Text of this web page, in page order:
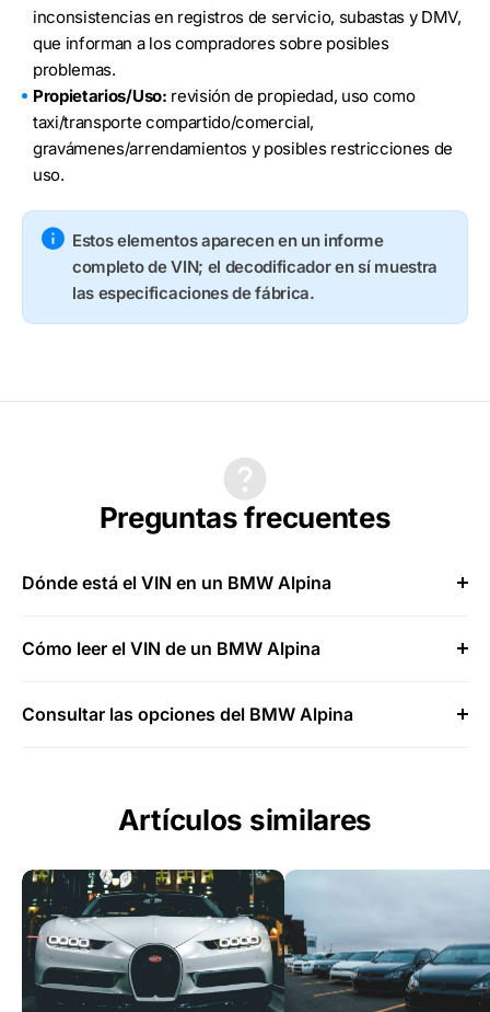
inconsistencias en registros de servicio, subastas y DMV,
que informan a los compradores sobre posibles
problemas.
Propietarios/Uso: revisión de propiedad, uso como
taxi/transporte compartido/comercial,
gravámenes/arrendamientos y posibles restricciones de
uso.
Estos elementos aparecen en un informe
completo de VIN; el decodificador en sí muestra
las especificaciones de fábrica.
Preguntas frecuentes
Dónde está el VIN en un BMW Alpina
Cómo leer el VIN de un BMW Alpina
Consultar las opciones del BMW Alpina
Artículos similares